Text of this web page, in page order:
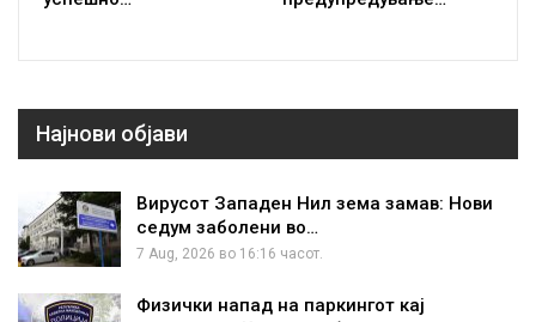
Најнови објави
Вирусот Западен Нил зема замав: Нови
седум заболени во…
7 Aug, 2026 во 16:16 часот.
Физички напад на паркингот кај